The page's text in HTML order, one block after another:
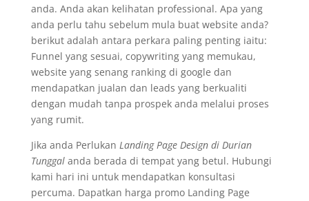
anda. Anda akan kelihatan professional. Apa yang
anda perlu tahu sebelum mula buat website anda?
berikut adalah antara perkara paling penting iaitu:
Funnel yang sesuai, copywriting yang memukau,
website yang senang ranking di google dan
mendapatkan jualan dan leads yang berkualiti
dengan mudah tanpa prospek anda melalui proses
yang rumit.
Jika anda Perlukan Landing Page Design di Durian
Tunggalanda berada di tempat yang betul. Hubungi
kami hari ini untuk mendapatkan konsultasi
percuma. Dapatkan harga promo Landing Page